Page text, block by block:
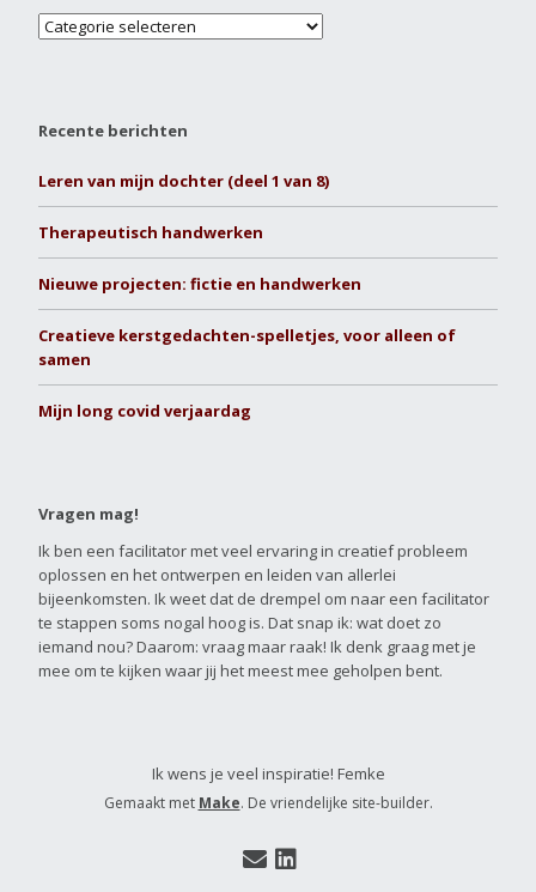
Recente berichten
Leren van mijn dochter (deel 1 van 8)
Therapeutisch handwerken
Nieuwe projecten: fictie en handwerken
Creatieve kerstgedachten-spelletjes, voor alleen of
samen
Mijn long covid verjaardag
Vragen mag!
Ik ben een facilitator met veel ervaring in creatief probleem
oplossen en het ontwerpen en leiden van allerlei
bijeenkomsten. Ik weet dat de drempel om naar een facilitator
te stappen soms nogal hoog is. Dat snap ik: wat doet zo
iemand nou? Daarom: vraag maar raak! Ik denk graag met je
mee om te kijken waar jij het meest mee geholpen bent.
Ik wens je veel inspiratie! Femke
Gemaakt met Make. De vriendelijke site-builder.